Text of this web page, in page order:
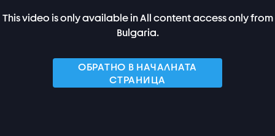
This video is only available in All content access only from
Bulgaria.
ОБРАТНО В НАЧАЛНАТА
СТРАНИЦА